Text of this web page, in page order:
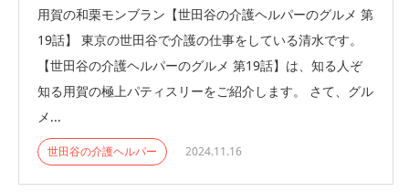
用賀の和栗モンブラン【世田谷の介護ヘルパーのグルメ 第
19話】 東京の世田谷で介護の仕事をしている清水です。
【世田谷の介護ヘルパーのグルメ 第19話】は、知る人ぞ
知る用賀の極上パティスリーをご紹介します。 さて、グル
メ...
世田谷の介護ヘルパー 2024.11.16